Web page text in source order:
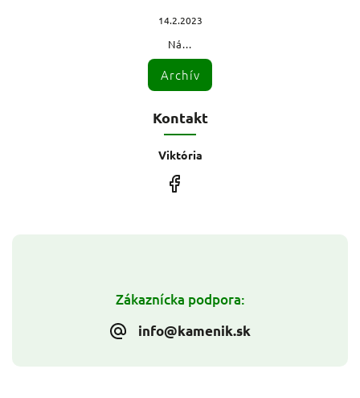
Zákaznícka podpora:
info@kamenik.sk
14.2.2023
Ná...
Archív
Kontakt
Viktória